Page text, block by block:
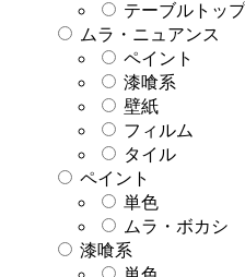
テーブルトップ
ムラ・ニュアンス
ペイント
漆喰系
壁紙
フィルム
タイル
ペイント
単色
ムラ・ボカシ
漆喰系